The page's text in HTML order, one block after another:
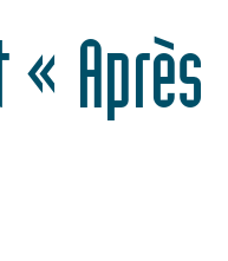
« Après